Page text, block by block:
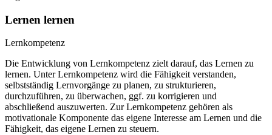
Lernen lernen
Lernkompetenz
Die Entwicklung von Lernkompetenz zielt darauf, das Lernen zu
lernen. Unter Lernkompetenz wird die Fähigkeit verstanden,
selbstständig Lernvorgänge zu planen, zu strukturieren,
durchzuführen, zu überwachen, ggf. zu korrigieren und
abschließend auszuwerten. Zur Lernkompetenz gehören als
motivationale Komponente das eigene Interesse am Lernen und die
Fähigkeit, das eigene Lernen zu steuern.